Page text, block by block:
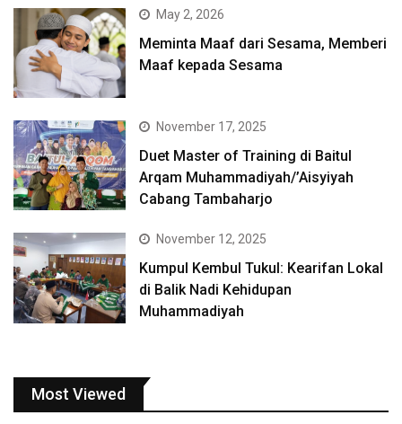
May 2, 2026
Meminta Maaf dari Sesama, Memberi
Maaf kepada Sesama
November 17, 2025
Duet Master of Training di Baitul
Arqam Muhammadiyah/’Aisyiyah
Cabang Tambaharjo
November 12, 2025
Kumpul Kembul Tukul: Kearifan Lokal
di Balik Nadi Kehidupan
Muhammadiyah
Most Viewed